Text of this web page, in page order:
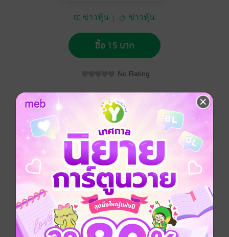
ข่าวหุ้น ข่าวหุ้น
ซื้อ 15 บาท
No Rating
อยากได้ ซื้อเป็นของขวัญ แชร์
ข่าวหุ้น วันอังคารที่ 8 ธันวาคม พ.ศ.2563
ประเภทไฟล์
วันที่วางขาย 07 ธันวาคม 2563
ความยาว